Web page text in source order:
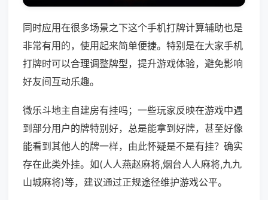
同时应用在很多场景之下这个手机打牌计算辅助也是
非常有用的，使用起来简单便捷。特别是在大家手机
打牌时可以合理调整牌型，提升游戏体验，避免影响
好友间互动乐趣。
微乐斗地主自建房有挂吗；一些玩家反映在游戏中遇
到部分用户的牌特别好，总是能拿到好牌，甚至好像
能看到其他人的牌一样，由此怀疑是不是有挂？确实
存在此类外挂。如(人人燕赵麻将,烟台人人麻将,九九
山城麻将)等，建议通过正规途径维护游戏公平。